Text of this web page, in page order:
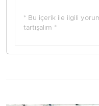
* Bu içerik ile ilgili
tartışalım *